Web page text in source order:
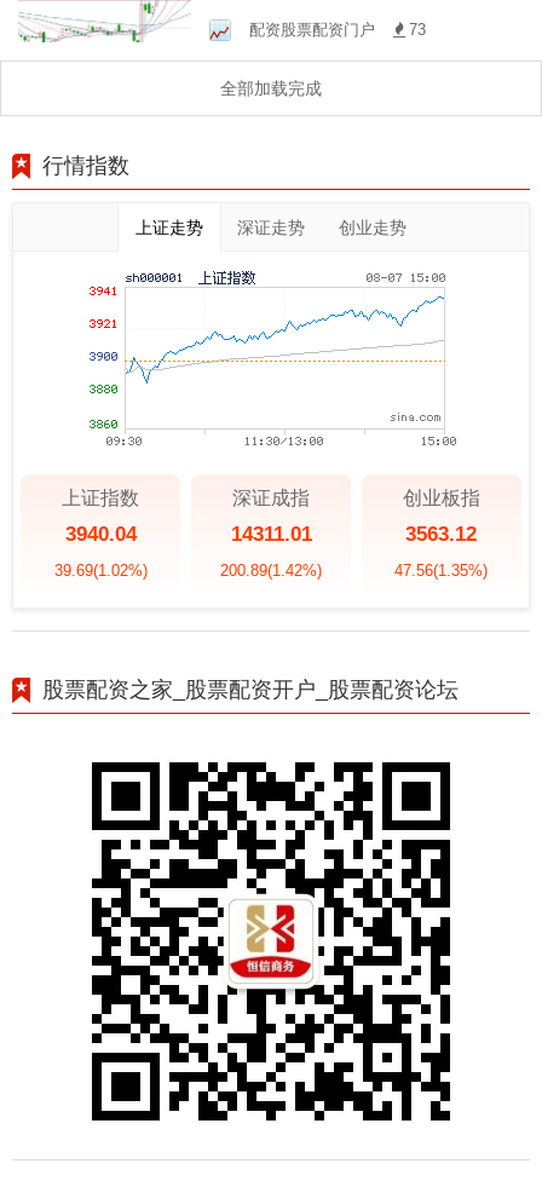
投资者必备参考指南！
配资股票配资门户 73
全部加载完成
行情指数
上证走势 深证走势 创业走势
上证指数
3940.04
39.69(1.02%)
深证成指
14311.01
200.89(1.42%)
创业板指
3563.12
47.56(1.35%)
股票配资之家_股票配资开户_股票配资论坛